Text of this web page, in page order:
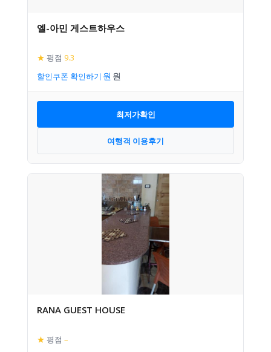
엘-아민 게스트하우스
★ 평점 9.3
할인쿠폰 확인하기
최저가확인
여행객 이용후기
RANA GUEST HOUSE
★ 평점 –